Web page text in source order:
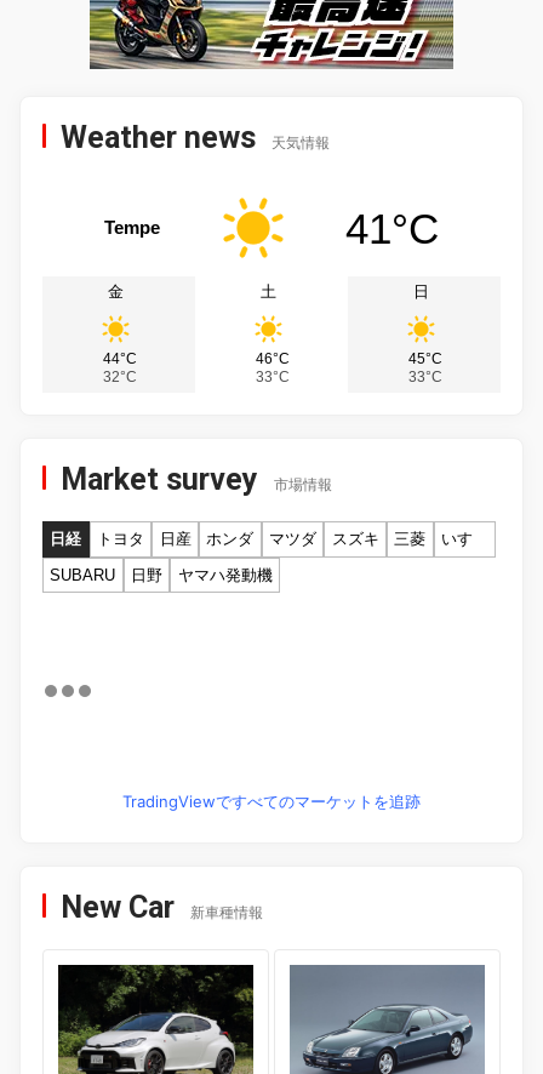
Weather news 天気情報
Tempe 41°C
金
44°C
32°C
土
46°C
33°C
日
45°C
33°C
Market survey 市場情報
日経 トヨタ 日産 ホンダ マツダ スズキ 三菱
いすゞ
SUBARU
日野 ヤマハ発動機
TradingViewですべてのマーケットを追跡
New Car 新車種情報